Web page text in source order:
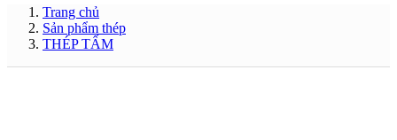
Trang chủ
Sản phẩm thép
THÉP TẤM